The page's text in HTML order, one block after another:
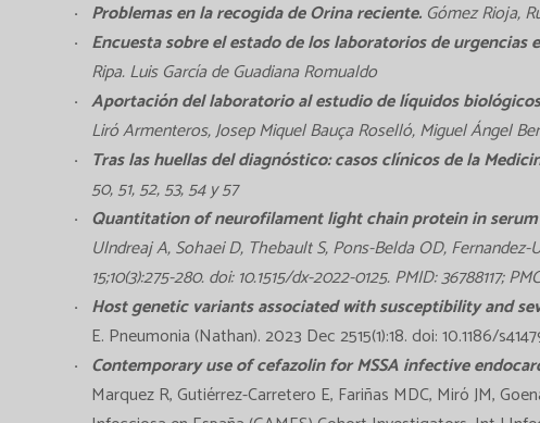
Problemas en la recogida de Orina reciente. Gómez Rioja,
Encuesta sobre el estado de los laboratorios de urgencias
Ripa. Luis García de Guadiana Romualdo
Aportación del laboratorio al estudio de líquidos
Liró Armenteros, Josep Miquel Bauça Roselló, Miguel Ángel
Tras las huellas del diagnóstico: casos clínicos de la
50, 51, 52, 53, 54 y 57
Quantitation of neurofilament light chain protein in
Ulndreaj A, Sohaei D, Thebault S, Pons-Belda OD,
15;10(3):275-280. doi: 10.1515/dx-2022-0125. PMID: 36788117;
Host genetic variants associated with susceptibility and
E. Pneumonia (Nathan). 2023 Dec 2515(1):18. doi: 10.1186/
Contemporary use of cefazolin for MSSA infective
Marquez R, Gutiérrez-Carretero E, Fariñas MDC, Miró JM,